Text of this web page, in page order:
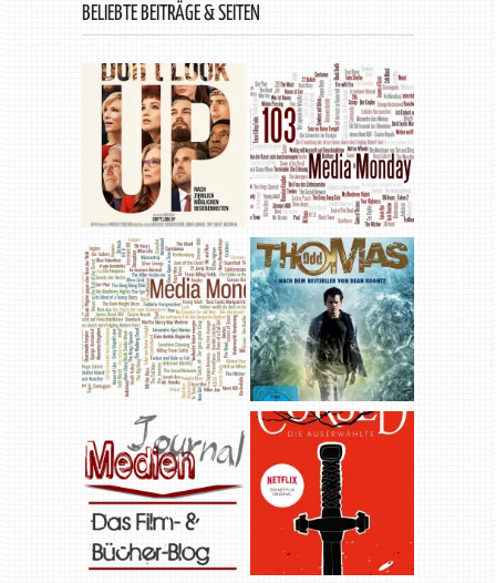
BELIEBTE BEITRÄGE & SEITEN